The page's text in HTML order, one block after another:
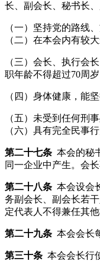
长、副会长、秘书长
（一）坚持党的路线
（二）在本会内有较大
（三）会长、执行会
职年龄不得超过70周
（四）身体健康，能
（五）未受到任何刑事
（六）具有完全民事行
第二十七条 本会的秘
同一企业中产生。会
第二十八条 本会设会
务副会长、副会长若
定代表人不得兼任其
第二十九条 本会会长
第三十条 本会会长行